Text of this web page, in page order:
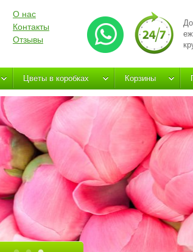
О нас
Контакты
Отзывы
Цветы в коробках Корзины